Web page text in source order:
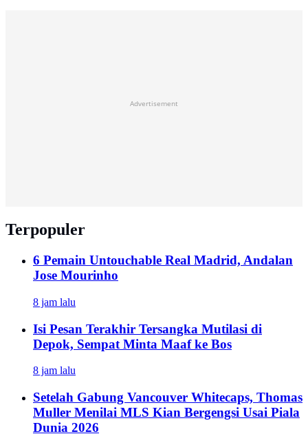
Advertisement
Terpopuler
6 Pemain Untouchable Real Madrid, Andalan
Jose Mourinho
8 jam lalu
Isi Pesan Terakhir Tersangka Mutilasi di
Depok, Sempat Minta Maaf ke Bos
8 jam lalu
Setelah Gabung Vancouver Whitecaps, Thomas
Muller Menilai MLS Kian Bergengsi Usai Piala
Dunia 2026